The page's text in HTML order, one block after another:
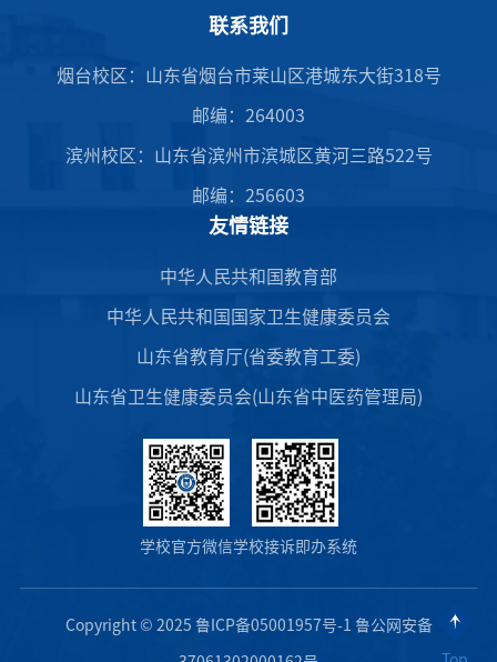
联系我们
烟台校区：山东省烟台市莱山区港城东大街318号
邮编：264003
滨州校区：山东省滨州市滨城区黄河三路522号
邮编：256603
友情链接
中华人民共和国教育部
中华人民共和国国家卫生健康委员会
山东省教育厅(省委教育工委)
山东省卫生健康委员会(山东省中医药管理局)
学校官方微信学校接诉即办系统
Copyright © 2025 鲁ICP备05001957号-1 鲁公网安备